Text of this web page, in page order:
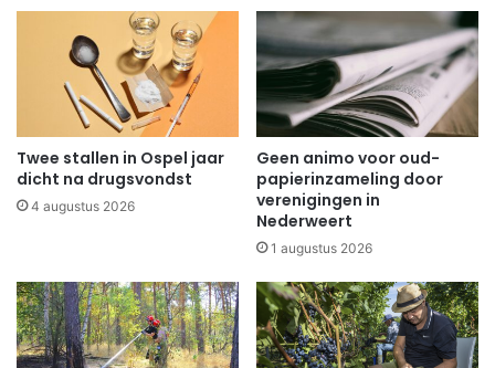
Twee stallen in Ospel jaar
dicht na drugsvondst
4 augustus 2026
Geen animo voor oud-
papierinzameling door
verenigingen in
Nederweert
1 augustus 2026